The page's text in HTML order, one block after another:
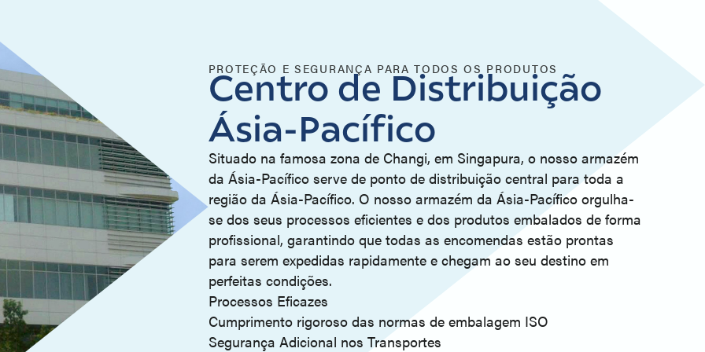
PROTEÇÃO E SEGURANÇA PARA TODOS OS PRODUTOS
Centro de Distribuição
Ásia-Pacífico
Situado na famosa zona de Changi, em Singapura, o nosso armazém
da Ásia-Pacífico serve de ponto de distribuição central para toda a
região da Ásia-Pacífico. O nosso armazém da Ásia-Pacífico orgulha-
se dos seus processos eficientes e dos produtos embalados de forma
profissional, garantindo que todas as encomendas estão prontas
para serem expedidas rapidamente e chegam ao seu destino em
perfeitas condições.
Processos Eficazes
Cumprimento rigoroso das normas de embalagem ISO
Segurança Adicional nos Transportes